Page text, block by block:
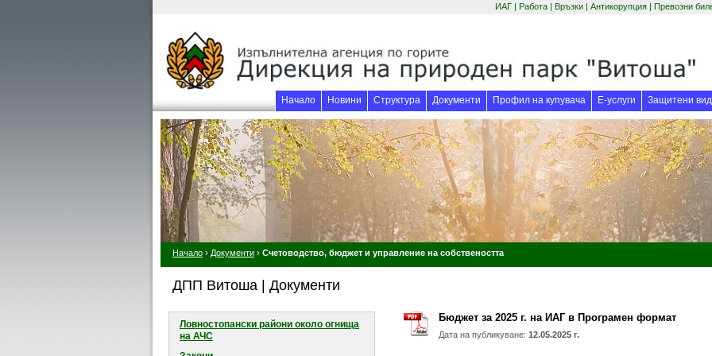
ИАГ | Работа | Връзки | Антикорупция | Превозни
Начало Новини Структура Документи Профил на купувача (отваря се в нов прозорец)
Е-услуги (отваря се в
Защитени
Начало › Документи › Счетоводство, бюджет и управление на собствеността
ДПП Витоша | Документи
Ловностопански райони около огнищa
на АЧС
Бюджет за 2025 г. на ИАГ в Програмен формат
Дата на публикуване: 12.05.2025 г.